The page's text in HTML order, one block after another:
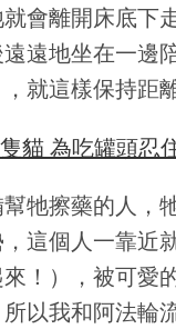
會離開床底下
遠地坐在一邊
就這樣保持距
牠擦藥的人，
這個人一靠近
來！），被可愛
以我和阿法輪